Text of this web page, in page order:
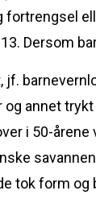
fortrengsel
Dersom
og annet
i 50-årene
tok form og